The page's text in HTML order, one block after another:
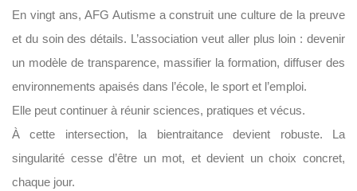
En vingt ans, AFG Autisme a construit une culture de la preuve
et du soin des détails. L’association veut aller plus loin : devenir
un modèle de transparence, massifier la formation, diffuser des
environnements apaisés dans l’école, le sport et l’emploi.
Elle peut continuer à réunir sciences, pratiques et vécus.
À cette intersection, la bientraitance devient robuste. La
singularité cesse d’être un mot, et devient un choix concret,
chaque jour.